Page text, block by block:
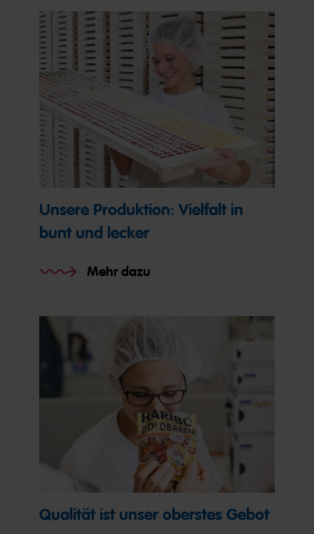
Unsere Produktion: Vielfalt in
bunt und lecker
Mehr dazu
Qualität ist unser oberstes Gebot